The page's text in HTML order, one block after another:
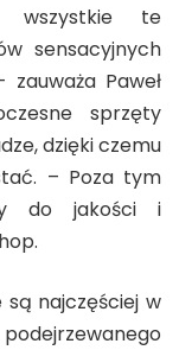
wszystkie te
sensacyjnych
Paweł
sprzęty
dzięki czemu
– Poza tym
do jakości i
są najczęściej w